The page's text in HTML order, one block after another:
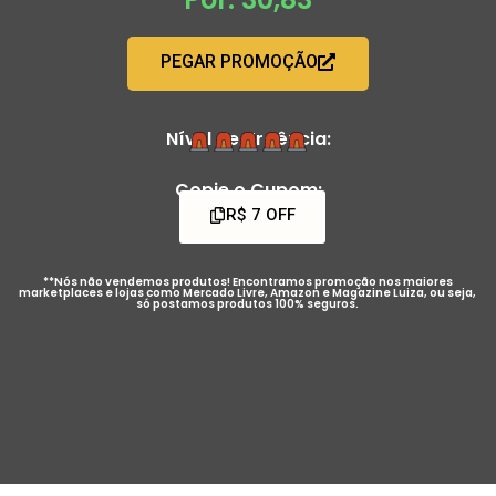
PEGAR PROMOÇÃO
Nível de Urgência:
Copie o Cupom:
R$ 7 OFF
**Nós não vendemos produtos! Encontramos promoção nos maiores
marketplaces e lojas como Mercado Livre, Amazon e Magazine Luiza, ou seja,
só postamos produtos 100% seguros.